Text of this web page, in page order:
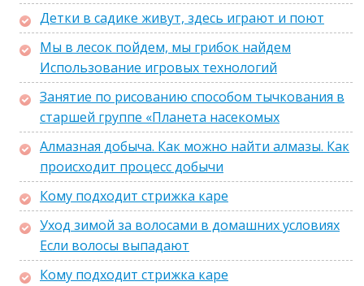
Детки в садике живут, здесь играют и поют
Мы в лесок пойдем, мы грибок найдем
Использование игровых технологий
Занятие по рисованию способом тычкования в
старшей группе «Планета насекомых
Алмазная добыча. Как можно найти алмазы. Как
происходит процесс добычи
Кому подходит стрижка каре
Уход зимой за волосами в домашних условиях
Если волосы выпадают
Кому подходит стрижка каре